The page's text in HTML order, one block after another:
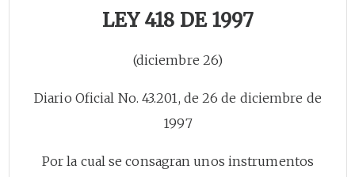
LEY 418 DE 1997
(diciembre 26)
Diario Oficial No. 43.201, de 26 de diciembre de
1997
Por la cual se consagran unos instrumentos